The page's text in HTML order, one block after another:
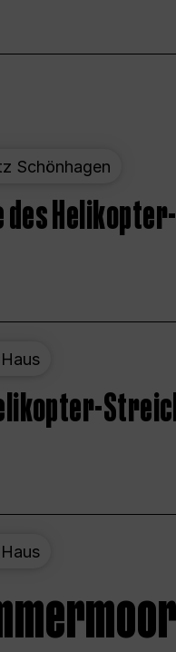
Schönhagen
des